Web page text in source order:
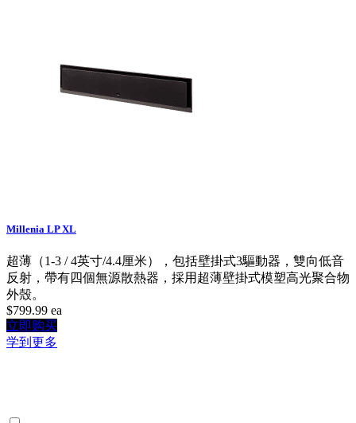
Millenia LP XL
超薄（1-3 / 4英寸/4.4厘米），包括壁掛式3驅動器，雙向低音
反射，帶有四個無源散熱器，採用超薄壁掛式模塑高光聚合物
外殼。
$799.99 ea
立即购买
学到更多